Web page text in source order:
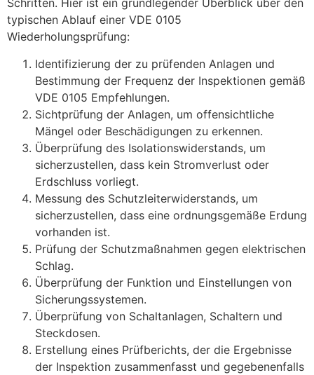
Schritten. Hier ist ein grundlegender Überblick über den
typischen Ablauf einer VDE 0105
Wiederholungsprüfung:
Identifizierung der zu prüfenden Anlagen und
Bestimmung der Frequenz der Inspektionen gemäß
VDE 0105 Empfehlungen.
Sichtprüfung der Anlagen, um offensichtliche
Mängel oder Beschädigungen zu erkennen.
Überprüfung des Isolationswiderstands, um
sicherzustellen, dass kein Stromverlust oder
Erdschluss vorliegt.
Messung des Schutzleiterwiderstands, um
sicherzustellen, dass eine ordnungsgemäße Erdung
vorhanden ist.
Prüfung der Schutzmaßnahmen gegen elektrischen
Schlag.
Überprüfung der Funktion und Einstellungen von
Sicherungssystemen.
Überprüfung von Schaltanlagen, Schaltern und
Steckdosen.
Erstellung eines Prüfberichts, der die Ergebnisse
der Inspektion zusammenfasst und gegebenenfalls